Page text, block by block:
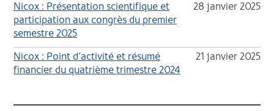
Nicox : Présentation scientifique et
participation aux congrès du premier
semestre 2025
28 janvier 2025
Nicox : Point d’activité et résumé
financier du quatrième trimestre 2024
21 janvier 2025